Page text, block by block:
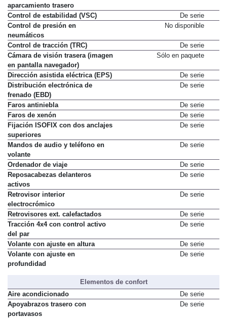
aparcamiento trasero
Control de estabilidad (VSC)
De serie
Control de presión en
neumáticos
No disponible
Control de tracción (TRC)
De serie
Cámara de visión trasera (imagen
en pantalla navegador)
Sólo en paquete
Dirección asistida eléctrica (EPS)
De serie
Distribución electrónica de
frenado (EBD)
De serie
Faros antiniebla
De serie
Faros de xenón
De serie
Fijación ISOFIX con dos anclajes
superiores
De serie
Mandos de audio y teléfono en
volante
De serie
Ordenador de viaje
De serie
Reposacabezas delanteros
activos
De serie
Retrovisor interior
electrocrómico
De serie
Retrovisores ext. calefactados
De serie
Tracción 4x4 con control activo
del par
De serie
Volante con ajuste en altura
De serie
Volante con ajuste en
profundidad
De serie
Elementos de confort
Aire acondicionado
De serie
Apoyabrazos trasero con
portavasos
De serie